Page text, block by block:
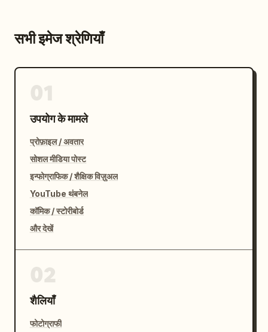
सभी इमेज श्रेणियाँ
उपयोग के मामले
प्रोफ़ाइल / अवतार
सोशल मीडिया पोस्ट
इन्फोग्राफिक / शैक्षिक विज़ुअल
YouTube थंबनेल
कॉमिक / स्टोरीबोर्ड
और देखें
शैलियाँ
फोटोग्राफी